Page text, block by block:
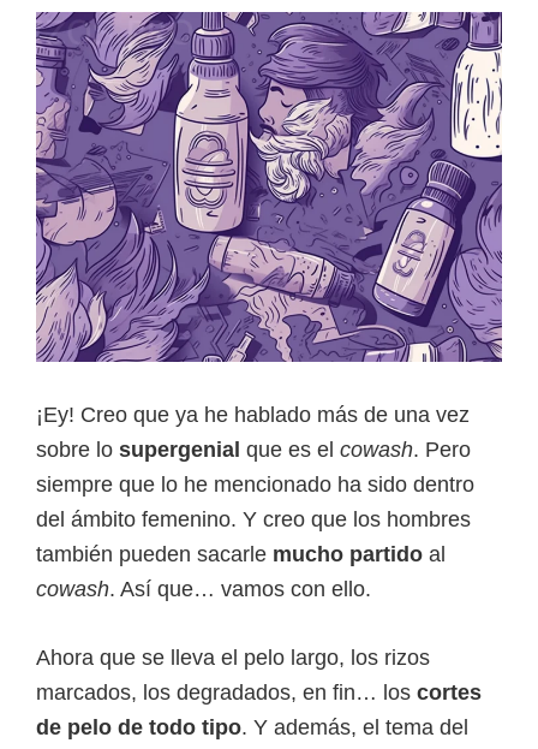
mar
a
tu
pelo?
¡Ey! Creo que ya he hablado más de una vez
sobre lo supergenial que es el cowash. Pero
siempre que lo he mencionado ha sido dentro
del ámbito femenino. Y creo que los hombres
también pueden sacarle mucho partido al
cowash. Así que… vamos con ello.
Ahora que se lleva el pelo largo, los rizos
marcados, los degradados, en fin… los cortes
de pelo de todo tipo. Y además, el tema del